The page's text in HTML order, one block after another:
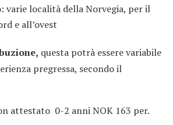
varie località della Norvegia, per il
e all’ovest
questa potrà essere variabile
pregressa, secondo il
attestato 0-2 anni NOK 163 per.